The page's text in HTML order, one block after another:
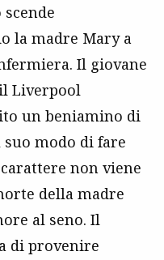
la madre Mary a
Il giovane
Liverpool
un beniamino di
modo di fare
non viene
della madre
al seno. Il
di provenire